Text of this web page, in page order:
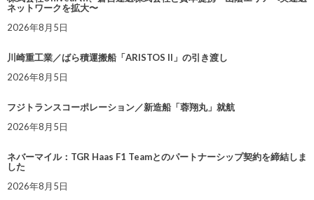
ネットワークを拡大〜
2026年8月5日
川崎重工業／ばら積運搬船「ARISTOS II」の引き渡し
2026年8月5日
フジトランスコーポレーション／新造船「蓉翔丸」就航
2026年8月5日
ネバーマイル：TGR Haas F1 Teamとのパートナーシップ契約を締結しま
した
2026年8月5日